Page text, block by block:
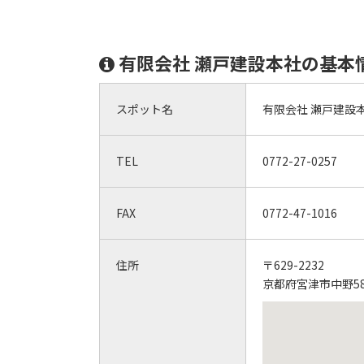
有限会社 瀬戸建設本社の基本
スポット名 有限会社 瀬戸建設
TEL 0772-27-0257
FAX 0772-47-1016
住所
〒629-2232
京都府宮津市中野